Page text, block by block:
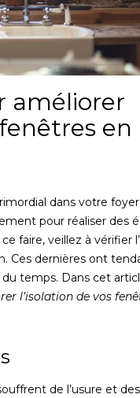
améliorer
en
dans votre
pour réaliser des
faire, veillez à vérifier l’
Ces dernières ont
du temps. Dans cet
l’isolation de vos
de l’usure et des